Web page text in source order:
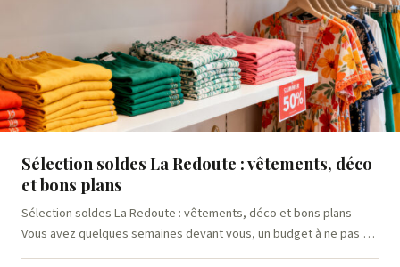
Sélection soldes La Redoute : vêtements, déco
et bons plans
Sélection soldes La Redoute : vêtements, déco et bons plans
Vous avez quelques semaines devant vous, un budget à ne pas …